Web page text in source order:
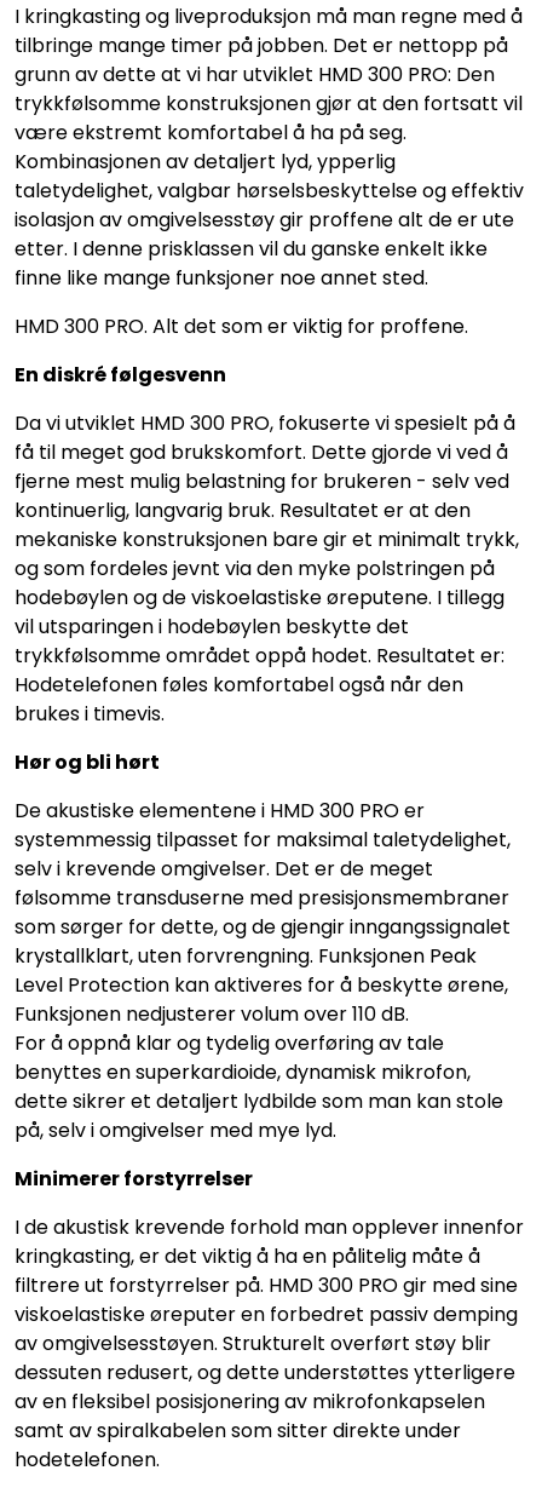
I kringkasting og liveproduksjon må man regne med å
tilbringe mange timer på jobben. Det er nettopp på
grunn av dette at vi har utviklet HMD 300 PRO: Den
trykkfølsomme konstruksjonen gjør at den fortsatt vil
være ekstremt komfortabel å ha på seg.
Kombinasjonen av detaljert lyd, ypperlig
taletydelighet, valgbar hørselsbeskyttelse og effektiv
isolasjon av omgivelsesstøy gir proffene alt de er ute
etter. I denne prisklassen vil du ganske enkelt ikke
finne like mange funksjoner noe annet sted.
HMD 300 PRO. Alt det som er viktig for proffene.
En diskré følgesvenn
Da vi utviklet HMD 300 PRO, fokuserte vi spesielt på å
få til meget god brukskomfort. Dette gjorde vi ved å
fjerne mest mulig belastning for brukeren - selv ved
kontinuerlig, langvarig bruk. Resultatet er at den
mekaniske konstruksjonen bare gir et minimalt trykk,
og som fordeles jevnt via den myke polstringen på
hodebøylen og de viskoelastiske øreputene. I tillegg
vil utsparingen i hodebøylen beskytte det
trykkfølsomme området oppå hodet. Resultatet er:
Hodetelefonen føles komfortabel også når den
brukes i timevis.
Hør og bli hørt
De akustiske elementene i HMD 300 PRO er
systemmessig tilpasset for maksimal taletydelighet,
selv i krevende omgivelser. Det er de meget
følsomme transduserne med presisjonsmembraner
som sørger for dette, og de gjengir inngangssignalet
krystallklart, uten forvrengning. Funksjonen Peak
Level Protection kan aktiveres for å beskytte ørene,
Funksjonen nedjusterer volum over 110 dB.
For å oppnå klar og tydelig overføring av tale
benyttes en superkardioide, dynamisk mikrofon,
dette sikrer et detaljert lydbilde som man kan stole
på, selv i omgivelser med mye lyd.
Minimerer forstyrrelser
I de akustisk krevende forhold man opplever innenfor
kringkasting, er det viktig å ha en pålitelig måte å
filtrere ut forstyrrelser på. HMD 300 PRO gir med sine
viskoelastiske øreputer en forbedret passiv demping
av omgivelsesstøyen. Strukturelt overført støy blir
dessuten redusert, og dette understøttes ytterligere
av en fleksibel posisjonering av mikrofonkapselen
samt av spiralkabelen som sitter direkte under
hodetelefonen.